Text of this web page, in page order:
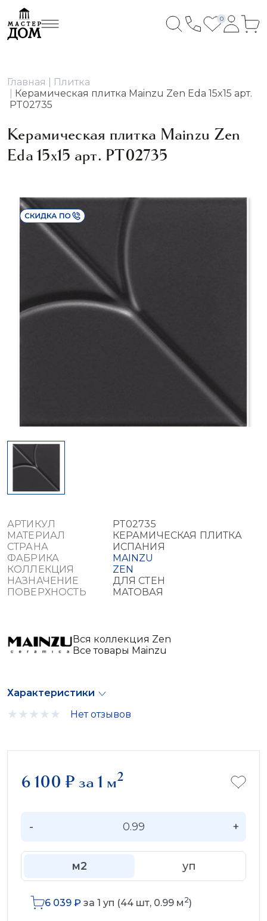
0
Главная
Плитка
Керамическая плитка Mainzu Zen Eda 15x15 арт.
PT02735
Керамическая плитка Mainzu Zen
Eda 15x15 арт. PT02735
АРТИКУЛ
PT02735
МАТЕРИАЛ
КЕРАМИЧЕСКАЯ ПЛИТКА
СТРАНА
ИСПАНИЯ
ФАБРИКА
MAINZU
КОЛЛЕКЦИЯ
ZEN
НАЗНАЧЕНИЕ
ДЛЯ СТЕН
ПОВЕРХНОСТЬ
МАТОВАЯ
Вся коллекция Zen
Все товары Mainzu
Характеристики
Нет отзывов
6 100 ₽за 1 м2
- +
м2 уп
6 039 ₽ за 1 уп (44 шт, 0.99 м 2)